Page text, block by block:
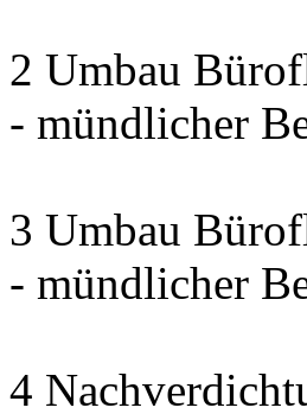
2 Umbau
- mündlicher
3 Umbau
- mündlicher
4